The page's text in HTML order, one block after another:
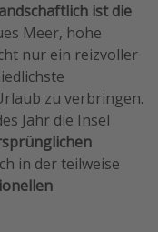
ist die
Meer, hohe
nur ein reizvoller
zu verbringen.
Jahr die Insel
in der teilweise